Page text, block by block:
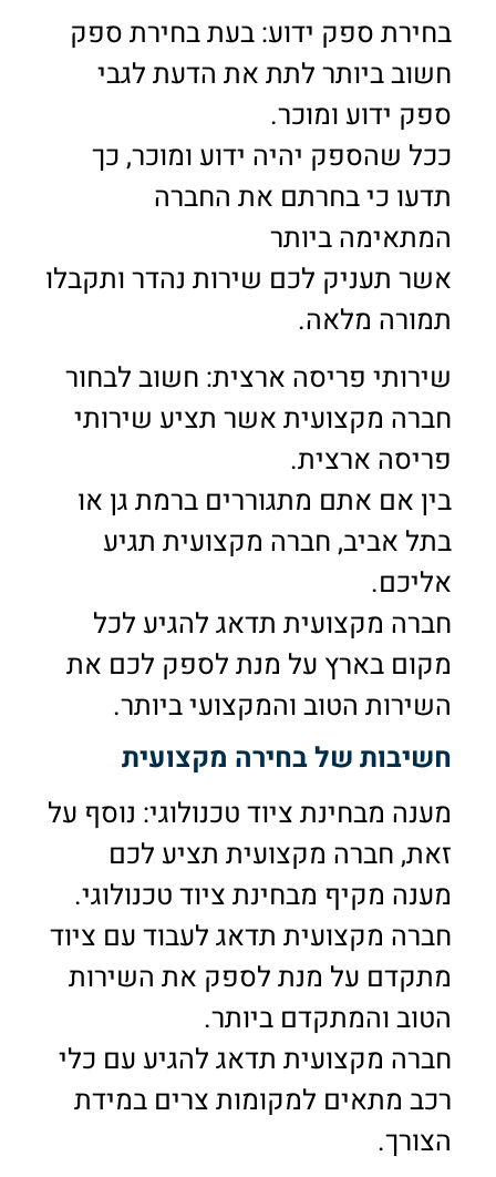
בחירת ספק ידוע: בעת בחירת ספק
חשוב ביותר לתת את הדעת לגבי
ספק ידוע ומוכר.
ככל שהספק יהיה ידוע ומוכר, כך
תדעו כי בחרתם את החברה
המתאימה ביותר
אשר תעניק לכם שירות נהדר ותקבלו
תמורה מלאה.
שירותי פריסה ארצית: חשוב לבחור
חברה מקצועית אשר תציע שירותי
פריסה ארצית.
בין אם אתם מתגוררים ברמת גן או
בתל אביב, חברה מקצועית תגיע
אליכם.
חברה מקצועית תדאג להגיע לכל
מקום בארץ על מנת לספק לכם את
השירות הטוב והמקצועי ביותר.
חשיבות של בחירה מקצועית
מענה מבחינת ציוד טכנולוגי: נוסף על
זאת, חברה מקצועית תציע לכם
מענה מקיף מבחינת ציוד טכנולוגי.
חברה מקצועית תדאג לעבוד עם ציוד
מתקדם על מנת לספק את השירות
הטוב והמתקדם ביותר.
חברה מקצועית תדאג להגיע עם כלי
רכב מתאים למקומות צרים במידת
הצורך.